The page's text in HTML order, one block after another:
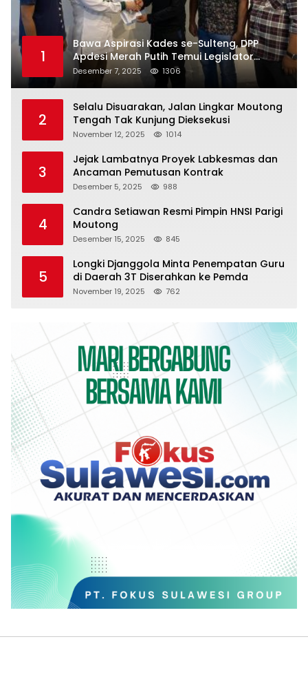
1
Bawa Aspirasi Kades se-Sulteng, DPP
Apdesi Merah Putih Temui Legislator
Provinsi
Desember 7, 2025 1306
2
Selalu Disuarakan, Jalan Lingkar Moutong
Tengah Tak Kunjung Dieksekusi
November 12, 2025 1014
3
Jejak Lambatnya Proyek Labkesmas dan
Ancaman Pemutusan Kontrak
Desember 5, 2025 988
4
Candra Setiawan Resmi Pimpin HNSI Parigi
Moutong
Desember 15, 2025 845
5
Longki Djanggola Minta Penempatan Guru
di Daerah 3T Diserahkan ke Pemda
November 19, 2025 762